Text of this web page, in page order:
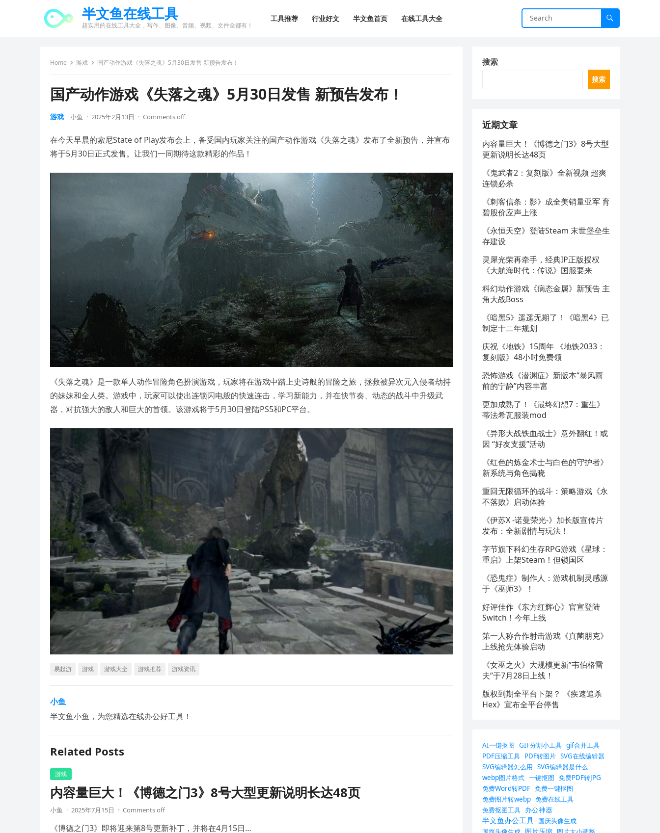
半文鱼在线工具
超实用的在线工具大全，写作、图像、音频、视频、文件全都有！
工具推荐 行业好文 半文鱼首页 在线工具大全
Home 游戏 国产动作游戏《失落之魂》5月30日发售 新预告发布！
国产动作游戏《失落之魂》5月30日发售 新预告发布！
游戏 小鱼 · 2025年2月13日 · Comments off
在今天早晨的索尼State of Play发布会上，备受国内玩家关注的国产动作游戏《失落之魂》发布了全新预告，并宣布
将于5月30日正式发售。让我们一同期待这款精彩的作品！
《失落之魂》是一款单人动作冒险角色扮演游戏，玩家将在游戏中踏上史诗般的冒险之旅，拯救被异次元入侵者劫持
的妹妹和全人类。游戏中，玩家可以使出连锁闪电般的快速连击，学习新能力，并在快节奏、动态的战斗中升级武
器，对抗强大的敌人和巨大的首领。该游戏将于5月30日登陆PS5和PC平台。
易起游 游戏 游戏大全 游戏推荐 游戏资讯
小鱼
半文鱼小鱼，为您精选在线办公好工具！
Related Posts
游戏
内容量巨大！《博德之门3》8号大型更新说明长达48页
小鱼 · 2025年7月15日 · Comments off
《博德之门3》即将迎来第8号更新补丁，并将在4月15日…
搜索
搜索
近期文章
内容量巨大！《博德之门3》8号大型
更新说明长达48页
《鬼武者2：复刻版》全新视频 超爽
连锁必杀
《刺客信条：影》成全美销量亚军 育
碧股价应声上涨
《永恒天空》登陆Steam 末世堡垒生
存建设
灵犀光荣再牵手，经典IP正版授权
《大航海时代：传说》国服要来
科幻动作游戏《病态金属》新预告 主
角大战Boss
《暗黑5》遥遥无期了！《暗黑4》已
制定十二年规划
庆祝《地铁》15周年 《地铁2033：
复刻版》48小时免费领
恐怖游戏《潜渊症》新版本“暴风雨
前的宁静”内容丰富
更加成熟了！《最终幻想7：重生》
蒂法希瓦服装mod
《异形大战铁血战士》意外翻红！或
因 “好友支援”活动
《红色的炼金术士与白色的守护者》
新系统与角色揭晓
重回无限循环的战斗：策略游戏《永
不落败》启动体验
《伊苏X -诺曼荣光-》加长版宣传片
发布：全新剧情与玩法！
字节旗下科幻生存RPG游戏《星球：
重启》上架Steam！但锁国区
《恐鬼症》制作人：游戏机制灵感源
于《巫师3》！
好评佳作《东方红辉心》官宣登陆
Switch！今年上线
第一人称合作射击游戏《真菌朋克》
上线抢先体验启动
《女巫之火》大规模更新”韦伯格雷
夫”于7月28日上线！
版权到期全平台下架？ 《疾速追杀
Hex》宣布全平台停售
AI一键抠图 GIF分割小工具 gif合并工具
PDF压缩工具 PDF转图片 SVG在线编辑器
SVG编辑器怎么用 SVG编辑器是什么
webp图片格式 一键抠图 免费PDF转JPG
免费Word转PDF 免费一键抠图
免费图片转webp 免费在线工具
免费抠图工具 办公神器
半文鱼办公工具 国庆头像生成